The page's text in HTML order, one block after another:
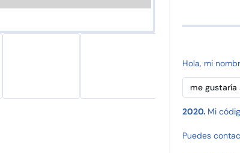
Hola, mi
2020. Mi
Puedes